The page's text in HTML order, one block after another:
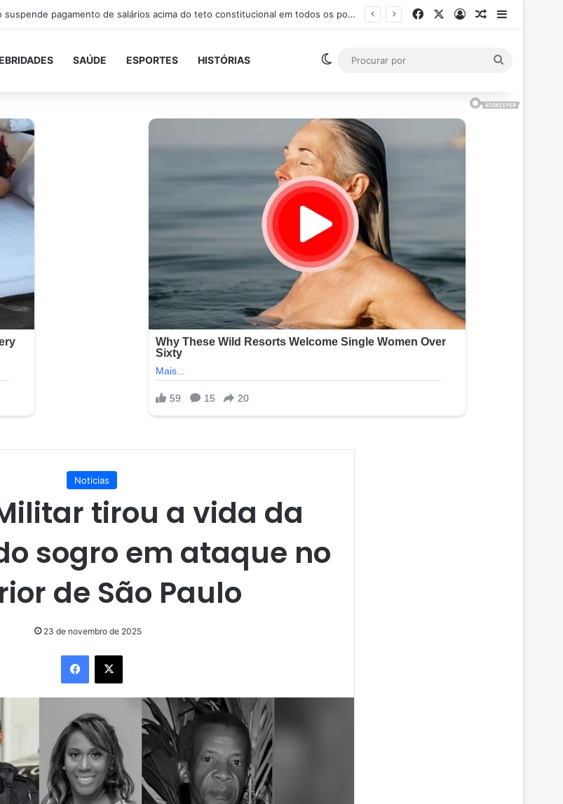
Ministro Flávio Dino suspende pagamento de salários acima do teto constitucional em todos os poderes FacebookEntrarArtigoBarra
SAÚDE ESPORTES HISTÓRIAS Switch skin
Noticias
tirou a vida da
sogro em ataque no
de São Paulo
23 de novembro de 2025
Facebook
X